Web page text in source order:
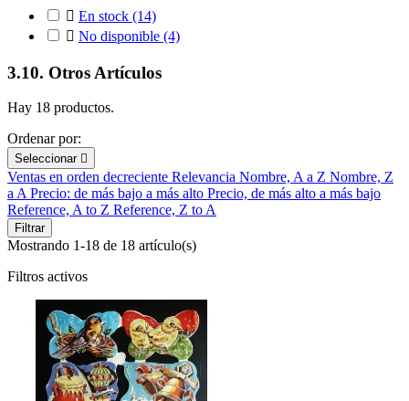
 En stock (14)
 No disponible (4)
3.10. Otros Artículos
Hay 18 productos.
Ordenar por:
Seleccionar 
Ventas en orden decreciente Relevancia Nombre, A a Z Nombre, Z
a APrecio: de más bajo a más alto Precio, de más alto a más bajo
Reference, A to Z Reference, Z to A
Filtrar
Mostrando 1-18 de 18 artículo(s)
Filtros activos